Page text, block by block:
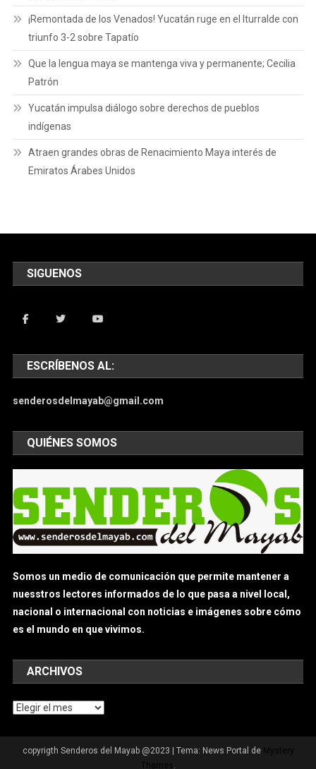
¡Remontada de los Venados! Yucatán ruge en el Iturralde con
triunfo 3-2 sobre Tapatío
Que la lengua maya se mantenga viva y permanente; Cecilia
Patrón
Yucatán impulsa diálogo sobre derechos de pueblos
indígenas
Atraen grandes obras de Renacimiento Maya interés de
Emiratos Árabes Unidos
SIGUENOS
ESCRÍBENOS AL:
senderosdelmayab@gmail.com
QUIÉNES SOMOS
Somos un medio de comunicación que permite mantener a
nuesstros lectores informados de lo que pasa a nivel local,
nacional o internacional con noticias e imágenes sobre cómo
es el mundo en que vivimos.
ARCHIVOS
Archivos
copyrigth Senderos del Mayab @2023 Tema: News Portal de Mystery
Themes .